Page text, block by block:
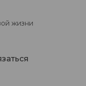
жизни